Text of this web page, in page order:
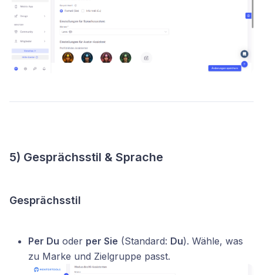
5) Gesprächsstil & Sprache
Gesprächsstil
Per Du oder per Sie (Standard: Du). Wähle, was
zu Marke und Zielgruppe passt.